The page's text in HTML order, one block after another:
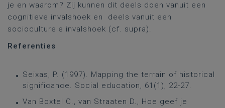
je en waarom? Zij kunnen dit deels doen vanuit een
cognitieve invalshoek en deels vanuit een
socioculturele invalshoek (cf. supra).
Referenties
Seixas, P. (1997). Mapping the terrain of historical
significance. Social education, 61(1), 22-27.
Van Boxtel C., van Straaten D., Hoe geef je